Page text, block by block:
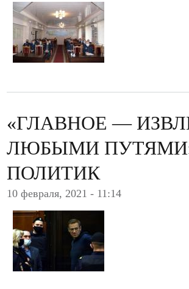
«ГЛАВНОЕ —
ЛЮБЫМИ
ПОЛИТИК
10 февраля, 2021 - 11:14